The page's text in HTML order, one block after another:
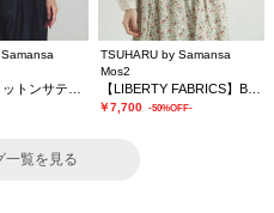
TSUHARU by Samansa
Mos2
【LIBERTY FABRICS】BEATRICE柄キルトベスト
￥7,700 -50%OFF-
一覧を見る